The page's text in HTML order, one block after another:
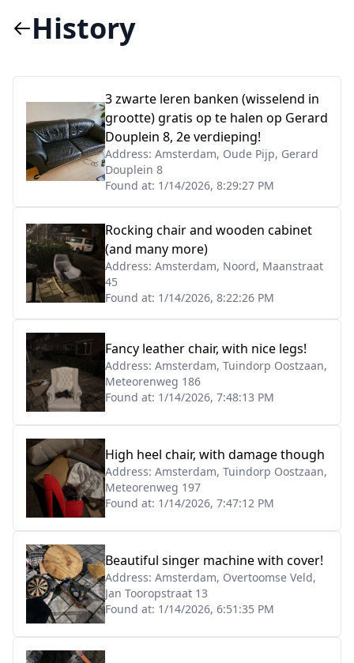
History
3 zwarte leren banken (wisselend in
grootte) gratis op te halen op Gerard
Douplein 8, 2e verdieping!
Address: Amsterdam, Oude Pijp, Gerard
Douplein 8
Found at: 1/14/2026, 8:29:27 PM
Rocking chair and wooden cabinet
(and many more)
Address: Amsterdam, Noord, Maanstraat
45
Found at: 1/14/2026, 8:22:26 PM
Fancy leather chair, with nice legs!
Address: Amsterdam, Tuindorp Oostzaan,
Meteorenweg 186
Found at: 1/14/2026, 7:48:13 PM
High heel chair, with damage though
Address: Amsterdam, Tuindorp Oostzaan,
Meteorenweg 197
Found at: 1/14/2026, 7:47:12 PM
Beautiful singer machine with cover!
Address: Amsterdam, Overtoomse Veld,
Jan Tooropstraat 13
Found at: 1/14/2026, 6:51:35 PM